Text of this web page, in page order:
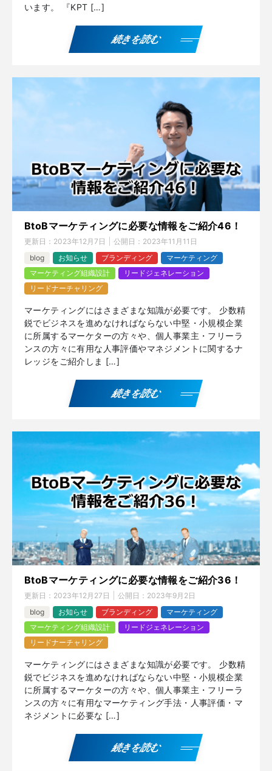
います。 『KPT […]
続きを読む
BtoBマーケティングに必要な情報をご紹介46！
更新日： 2023年12月7日 公開日： 2023年11月11日
blog
お知らせ ブランディング
マーケティング
マーケティング組織設計
リードジェネレーション
リードナーチャリング
マーケティングにはさまざまな知識が必要です。 少数精
鋭でビジネスを進めなければならない中堅・小規模企業
に所属するマーケターの方々や、個人事業主・フリーラ
ンスの方々に有用な人事評価やマネジメントに関するナ
レッジをご紹介しま […]
続きを読む
BtoBマーケティングに必要な情報をご紹介36！
更新日： 2023年12月27日 公開日： 2023年9月2日
blog
お知らせ ブランディング
マーケティング
マーケティング組織設計
リードジェネレーション
リードナーチャリング
マーケティングにはさまざまな知識が必要です。 少数精
鋭でビジネスを進めなければならない中堅・小規模企業
に所属するマーケターの方々や、個人事業主・フリーラ
ンスの方々に有用なマーケティング手法・人事評価・マ
ネジメントに必要な […]
続きを読む